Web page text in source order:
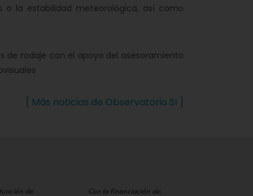
o la estabilidad meteorológica, así como
rodaje con el apoyo del asesoramiento
[ Más noticias de Observatorio SI ]
de: Con la financiación de: